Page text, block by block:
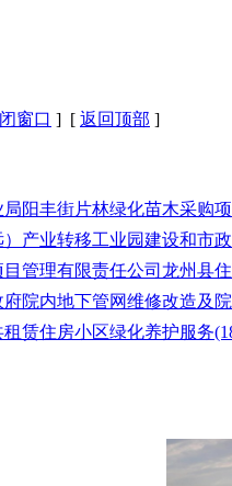
窗口 ] [ 返回顶部 ]
局阳丰街片林绿化苗木采购
）产业转移工业园建设和市
目管理有限责任公司龙州县
府院内地下管网维修改造及
赁住房小区绿化养护服务